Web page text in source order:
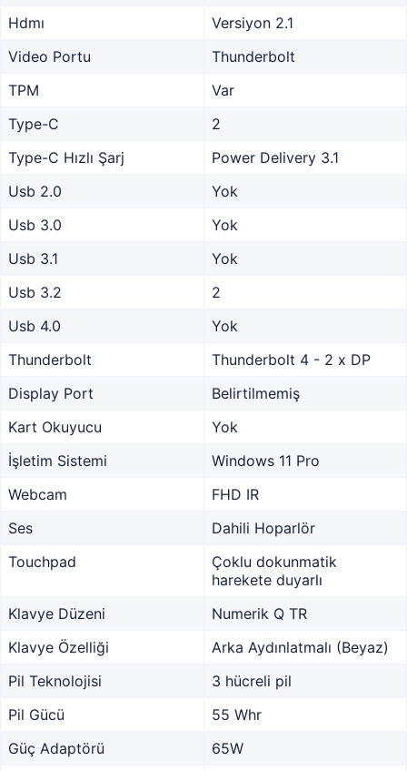
Hdmı
Versiyon 2.1
Video Portu
Thunderbolt
TPM
Var
Type-C
2
Type-C Hızlı Şarj
Power Delivery 3.1
Usb 2.0
Yok
Usb 3.0
Yok
Usb 3.1
Yok
Usb 3.2
2
Usb 4.0
Yok
Thunderbolt
Thunderbolt 4 - 2 x DP
Display Port
Belirtilmemiş
Kart Okuyucu
Yok
İşletim Sistemi
Windows 11 Pro
Webcam
FHD IR
Ses
Dahili Hoparlör
Touchpad
Çoklu dokunmatik
harekete duyarlı
Klavye Düzeni
Numerik Q TR
Klavye Özelliği
Arka Aydınlatmalı (Beyaz)
Pil Teknolojisi
3 hücreli pil
Pil Gücü
55 Whr
Güç Adaptörü
65W